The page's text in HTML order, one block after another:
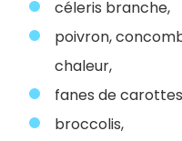
céleris branche,
poivron,
chaleur,
fanes de
broccolis,